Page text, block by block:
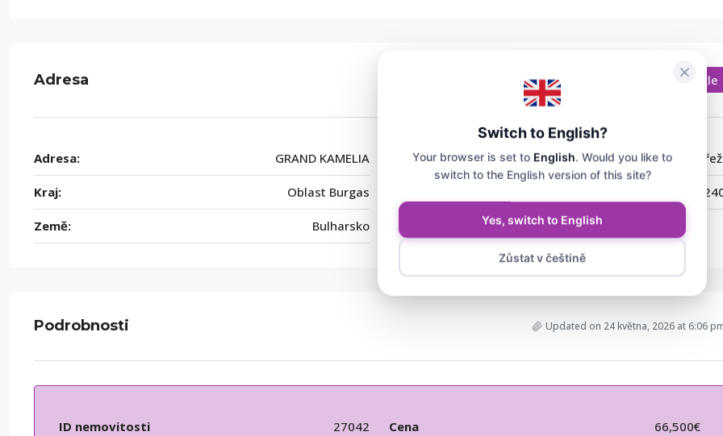
Adresa Otevřít v Mapách Google
Adresa: GRAND KAMELIA Město: Slunečné
Kraj: Oblast Burgas
Země: Bulharsko
Podrobnosti Updated on 24 května, 2026 at 6:06
ID nemovitosti 27042 Cena 66,500€
Switch to English?
Your browser is set to English. Would you like to
switch to the English version of this site?
Yes, switch to English
Zůstat v češtině